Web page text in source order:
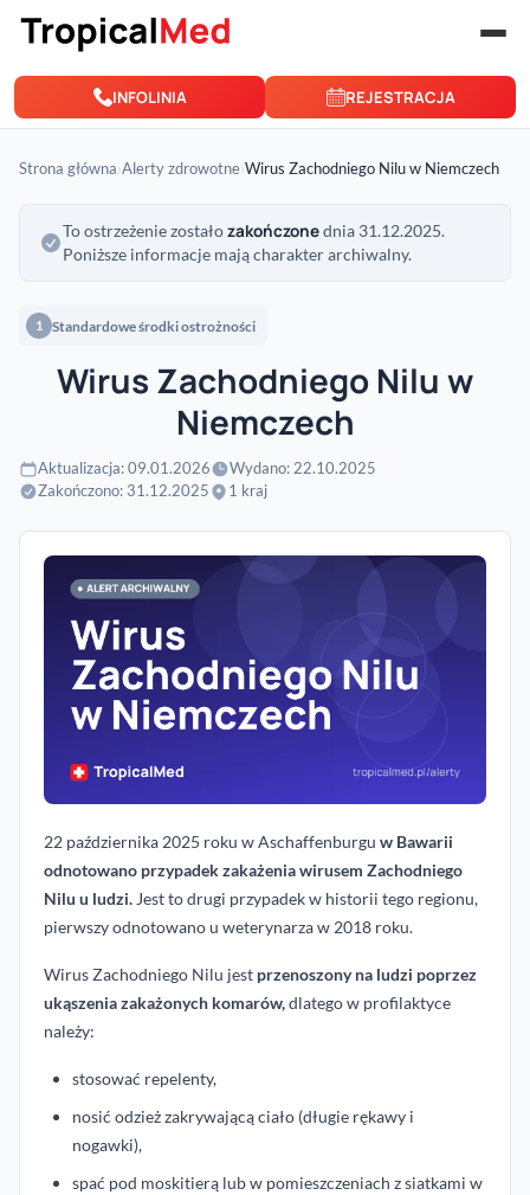
Przejdź do treści
INFOLINIA REJESTRACJA
Strona główna›Alerty zdrowotne›Wirus Zachodniego Nilu w Niemczech
To ostrzeżenie zostałozakończonednia 31.12.2025.
Poniższe informacje mają charakter archiwalny.
1 Standardowe środki ostrożności
Wirus Zachodniego Nilu w
Niemczech
Aktualizacja: 09.01.2026
Wydano: 22.10.2025
Zakończono: 31.12.2025
1 kraj
22 października 2025 roku w Aschaffenburgu w Bawarii
odnotowano przypadek zakażenia wirusem Zachodniego
Nilu u ludzi. Jest to drugi przypadek w historii tego regionu,
pierwszy odnotowano u weterynarza w 2018 roku.
Wirus Zachodniego Nilu jest przenoszony na ludzi poprzez
ukąszenia zakażonych komarów,dlatego w profilaktyce
należy:
stosować repelenty,
nosić odzież zakrywającą ciało (długie rękawy i
nogawki),
spać pod moskitierą lub w pomieszczeniach z siatkami w